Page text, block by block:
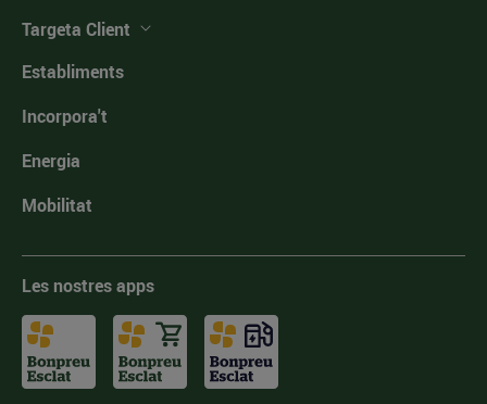
Targeta Client
Establiments
Incorpora't
Energia
Mobilitat
Les nostres apps